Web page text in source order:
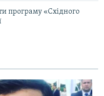
програму «Східного